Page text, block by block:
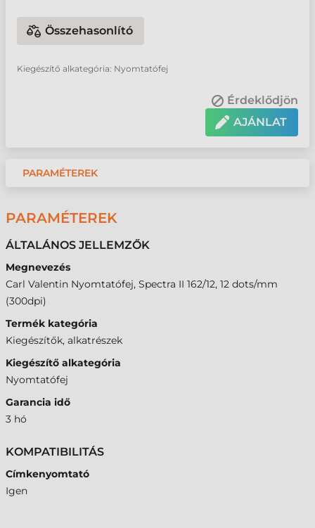
Összehasonlító
Kiegészítő alkategória: Nyomtatófej
Érdeklődjön
AJÁNLAT
PARAMÉTEREK
PARAMÉTEREK
ÁLTALÁNOS JELLEMZŐK
Megnevezés
Carl Valentin Nyomtatófej, Spectra II 162/12, 12 dots/mm
(300dpi)
Termék kategória
Kiegészítők, alkatrészek
Kiegészítő alkategória
Nyomtatófej
Garancia idő
3 hó
KOMPATIBILITÁS
Címkenyomtató
Igen